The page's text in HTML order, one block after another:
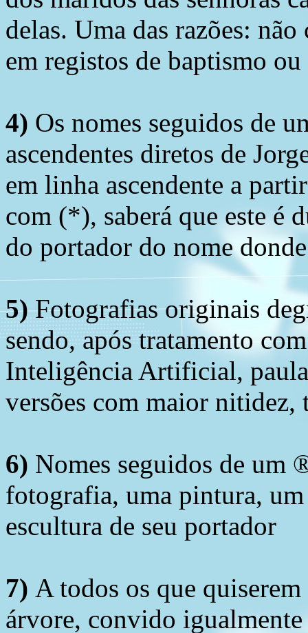
delas. Uma das razões:
em registos de baptismo
4) Os nomes seguidos de
ascendentes diretos de
em linha ascendente a
com (*), saberá que este é
do portador do nome
5)Fotografias originais
sendo, após tratamento
Inteligência Artificial,
versões com maior nitidez,
6) Nomes seguidos de um
fotografia, uma pintura,
escultura de seu portador
7) A todos os que
árvore, convido